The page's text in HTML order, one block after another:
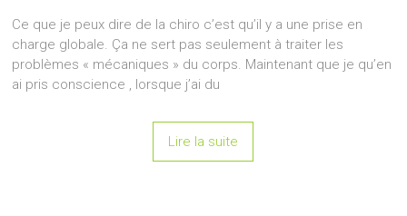
Ce que je peux dire de la chiro c’est qu’il y a une prise en
charge globale. Ça ne sert pas seulement à traiter les
problèmes « mécaniques » du corps. Maintenant que je qu’en
ai pris conscience , lorsque j’ai du
Lire la suite